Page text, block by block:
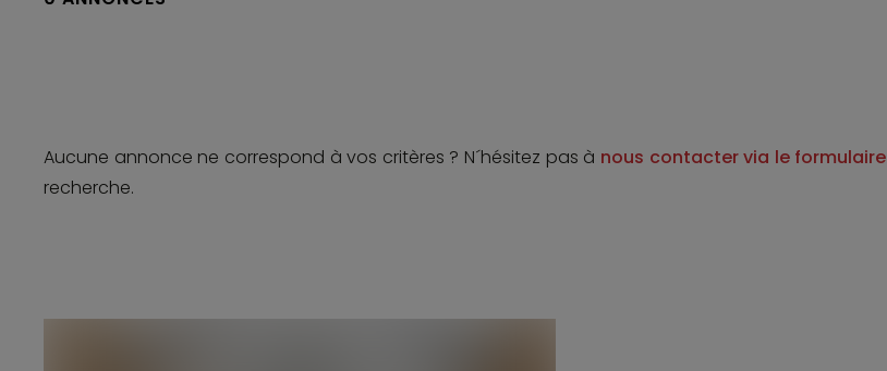
Aucune annonce ne correspond à vos critères ? N´hésitez pas à nous contacter via le formulaire
recherche.